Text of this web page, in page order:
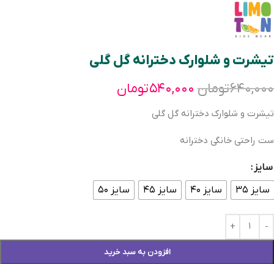
تیشرت و شلوارک دخترانه گل گلی
۶۴۰,۰۰۰تومان ۵۴۰,۰۰۰تومان
تیشرت و شلوارک دخترانه گل گلی
ست راحتی خانگی دخترانه
سایز
سایز ۳۵
سایز ۴۰ سایز ۴۵ سایز ۵۰
افزودن به سبد خرید